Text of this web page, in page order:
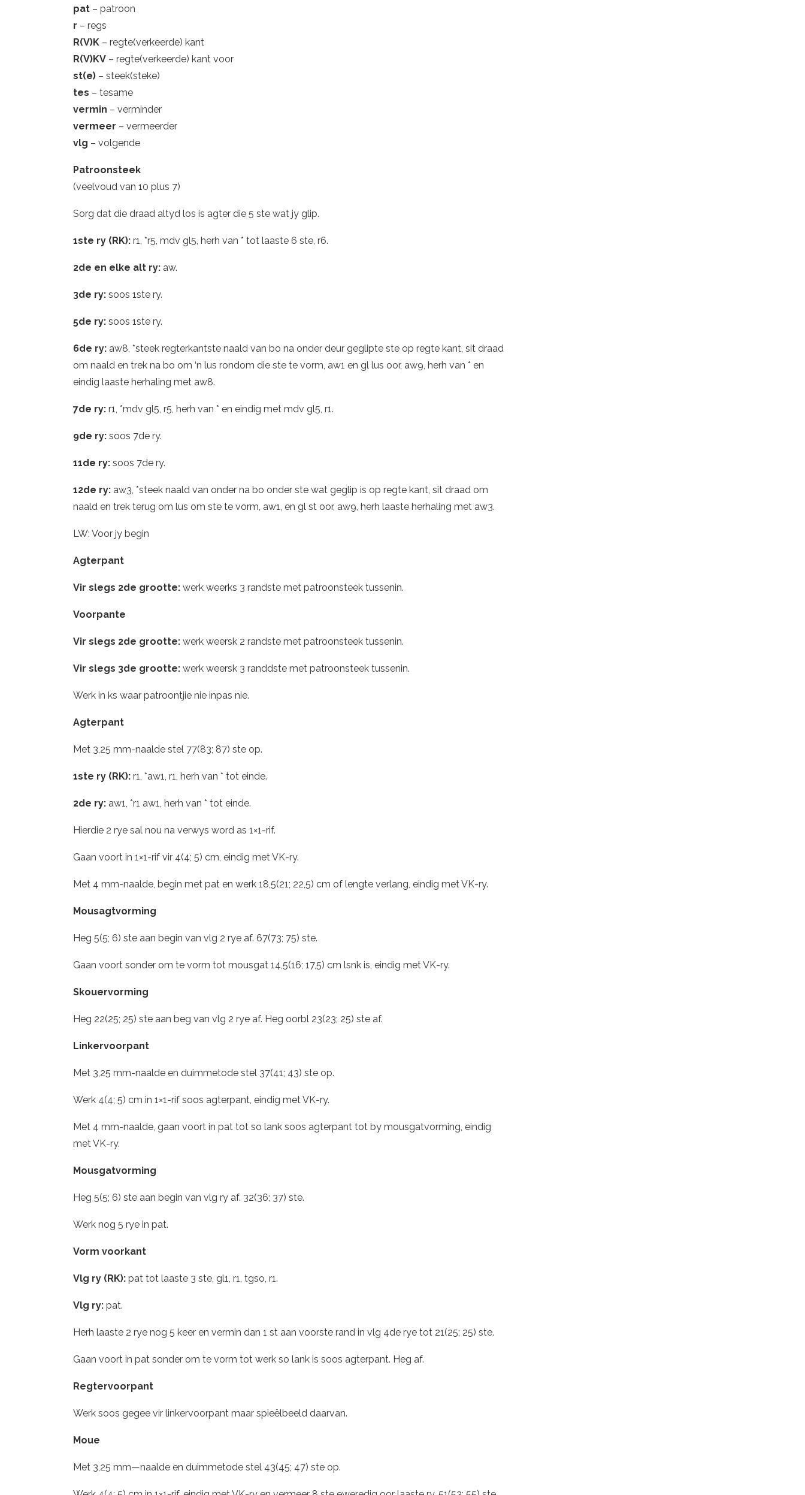
pat – patroon
r – regs
R(V)K – regte(verkeerde) kant
R(V)KV – regte(verkeerde) kant voor
st(e) – steek(steke)
tes – tesame
vermin – verminder
vermeer – vermeerder
vlg – volgende
Patroonsteek
(veelvoud van 10 plus 7)
Sorg dat die draad altyd los is agter die 5 ste wat jy glip.
1ste ry (RK): r1, *r5, mdv gl5, herh van * tot laaste 6 ste, r6.
2de en elke alt ry: aw.
3de ry: soos 1ste ry.
5de ry: soos 1ste ry.
6de ry: aw8, *steek regterkantste naald van bo na onder deur geglipte ste op regte kant, sit draad
om naald en trek na bo om ‘n lus rondom die ste te vorm, aw1 en gl lus oor, aw9, herh van * en
eindig laaste herhaling met aw8.
7de ry: r1, *mdv gl5, r5, herh van * en eindig met mdv gl5, r1.
9de ry: soos 7de ry.
11de ry: soos 7de ry.
12de ry: aw3, *steek naald van onder na bo onder ste wat geglip is op regte kant, sit draad om
naald en trek terug om lus om ste te vorm, aw1, en gl st oor, aw9, herh laaste herhaling met aw3.
LW: Voor jy begin
Agterpant
Vir slegs 2de grootte: werk weerks 3 randste met patroonsteek tussenin.
Voorpante
Vir slegs 2de grootte: werk weersk 2 randste met patroonsteek tussenin.
Vir slegs 3de grootte: werk weersk 3 randdste met patroonsteek tussenin.
Werk in ks waar patroontjie nie inpas nie.
Agterpant
Met 3,25 mm-naalde stel 77(83; 87) ste op.
1ste ry (RK): r1, *aw1, r1, herh van * tot einde.
2de ry: aw1, *r1 aw1, herh van * tot einde.
Hierdie 2 rye sal nou na verwys word as 1×1-rif.
Gaan voort in 1×1-rif vir 4(4; 5) cm, eindig met VK-ry.
Met 4 mm-naalde, begin met pat en werk 18,5(21; 22,5) cm of lengte verlang, eindig met VK-ry.
Mousagtvorming
Heg 5(5; 6) ste aan begin van vlg 2 rye af. 67(73; 75) ste.
Gaan voort sonder om te vorm tot mousgat 14,5(16; 17,5) cm lsnk is, eindig met VK-ry.
Skouervorming
Heg 22(25; 25) ste aan beg van vlg 2 rye af. Heg oorbl 23(23; 25) ste af.
Linkervoorpant
Met 3,25 mm-naalde en duimmetode stel 37(41; 43) ste op.
Werk 4(4; 5) cm in 1×1-rif soos agterpant, eindig met VK-ry.
Met 4 mm-naalde, gaan voort in pat tot so lank soos agterpant tot by mousgatvorming, eindig
met VK-ry.
Mousgatvorming
Heg 5(5; 6) ste aan begin van vlg ry af. 32(36; 37) ste.
Werk nog 5 rye in pat.
Vorm voorkant
Vlg ry (RK): pat tot laaste 3 ste, gl1, r1, tgso, r1.
Vlg ry: pat.
Herh laaste 2 rye nog 5 keer en vermin dan 1 st aan voorste rand in vlg 4de rye tot 21(25; 25) ste.
Gaan voort in pat sonder om te vorm tot werk so lank is soos agterpant. Heg af.
Regtervoorpant
Werk soos gegee vir linkervoorpant maar spieëlbeeld daarvan.
Moue
Met 3,25 mm—naalde en duimmetode stel 43(45; 47) ste op.